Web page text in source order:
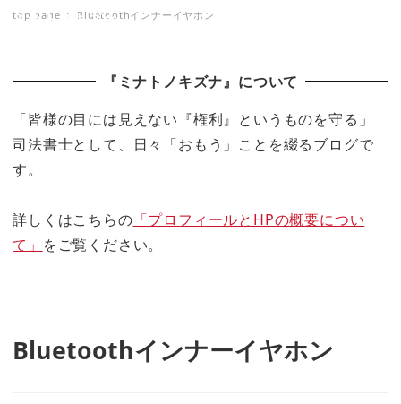
ミナトノキズナ
top page Bluetoothインナーイヤホン
『ミナトノキズナ』について
「皆様の目には見えない『権利』というものを守る」
司法書士として、日々「おもう」ことを綴るブログで
す。
詳しくはこちらの 「プロフィールとHPの概要につい
て」 をご覧ください。
Bluetoothインナーイヤホン